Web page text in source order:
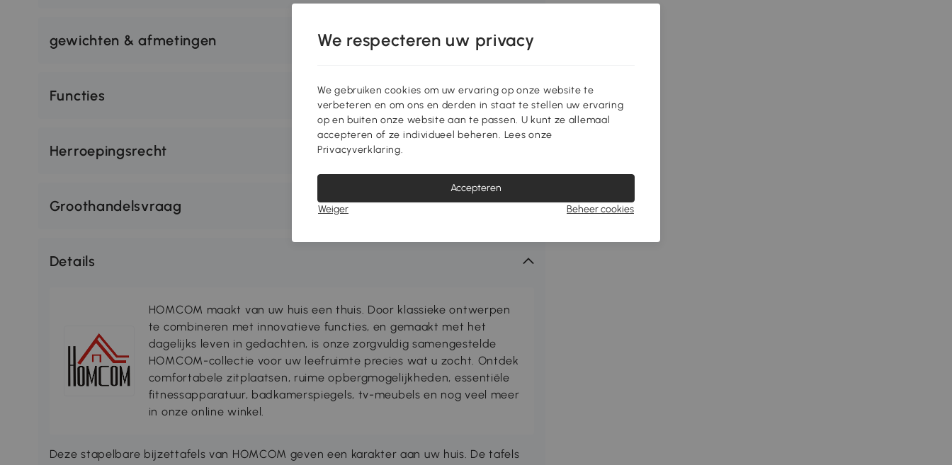
gewichten & afmetingen
Functies
Herroepingsrecht
Groothandelsvraag
Details
HOMCOM maakt van uw huis een thuis. Door klassieke ontwerpen
te combineren met innovatieve functies, en gemaakt met het
dagelijks leven in gedachten, is onze zorgvuldig samengestelde
HOMCOM-collectie voor uw leefruimte precies wat u zocht. Ontdek
comfortabele zitplaatsen, ruime opbergmogelijkheden, essentiële
fitnessapparatuur, badkamerspiegels, tv-meubels en nog veel meer
in onze online winkel.
Deze stapelbare bijzettafels van HOMCOM geven een karakter aan uw huis. De tafels
We respecteren uw privacy
We gebruiken cookies om uw ervaring op onze website te
verbeteren en om ons en derden in staat te stellen uw ervaring
op en buiten onze website aan te passen. U kunt ze allemaal
accepteren of ze individueel beheren. Lees onze
Privacyverklaring.
Accepteren
Weiger
Beheer cookies